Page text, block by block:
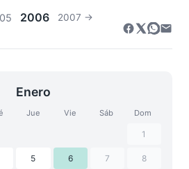
2006 2007 →
Enero
Jue Vie Sáb Dom
1
5 6 7 8